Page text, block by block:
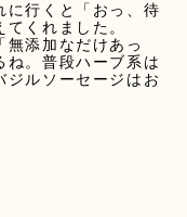
に行くと「おっ、待
くれました。
無添加なだけあっ
ね。普段ハーブ系は
ジルソーセージはお